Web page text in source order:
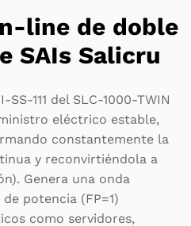
line de doble
SAIs Salicru
111 del SLC-1000-TWIN
eléctrico estable,
constantemente la
y reconvirtiéndola a
Genera una onda
potencia (FP=1)
como servidores,